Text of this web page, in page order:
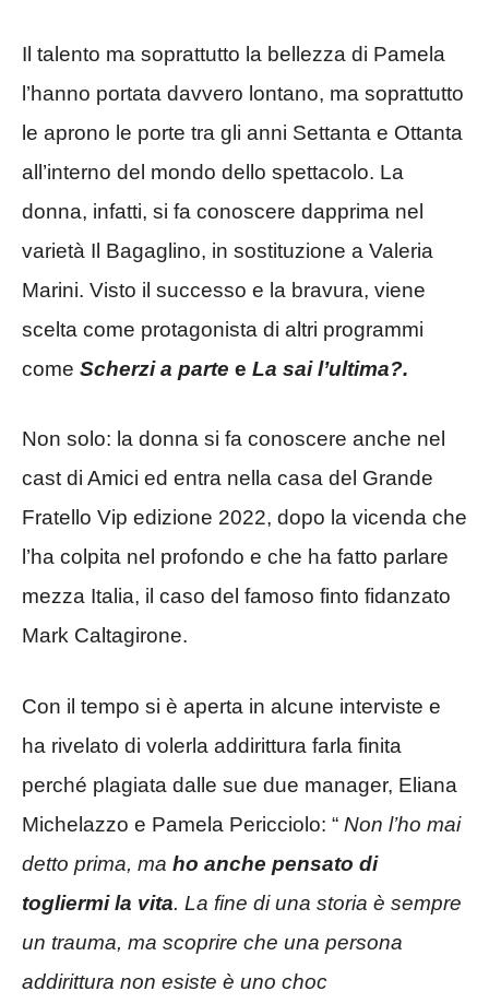
Il talento ma soprattutto la bellezza di Pamela
l’hanno portata davvero lontano, ma soprattutto
le aprono le porte tra gli anni Settanta e Ottanta
all’interno del mondo dello spettacolo. La
donna, infatti, si fa conoscere dapprima nel
varietà Il Bagaglino, in sostituzione a Valeria
Marini. Visto il successo e la bravura, viene
scelta come protagonista di altri programmi
come Scherzi a parte e La sai l’ultima?.
Non solo: la donna si fa conoscere anche nel
cast di Amici ed entra nella casa del Grande
Fratello Vip edizione 2022, dopo la vicenda che
l’ha colpita nel profondo e che ha fatto parlare
mezza Italia, il caso del famoso finto fidanzato
Mark Caltagirone.
Con il tempo si è aperta in alcune interviste e
ha rivelato di volerla addirittura farla finita
perché plagiata dalle sue due manager, Eliana
Michelazzo e Pamela Pericciolo: “ Non l’ho mai
detto prima, ma ho anche pensato di
togliermi la vita. La fine di una storia è sempre
un trauma, ma scoprire che una persona
addirittura non esiste è uno choc